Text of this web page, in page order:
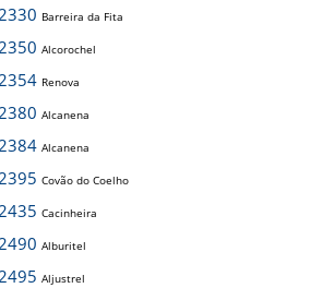
Barreira da Fita
Alcorochel
Renova
Alcanena
Alcanena
Covão do Coelho
Cacinheira
Alburitel
Aljustrel